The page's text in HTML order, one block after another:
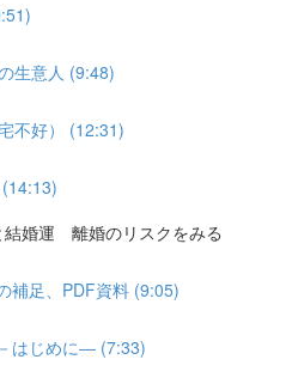
生意人 (9:48)
不好） (12:31)
結婚運 離婚のリスクをみる
補足、PDF資料 (9:05)
はじめに― (7:33)